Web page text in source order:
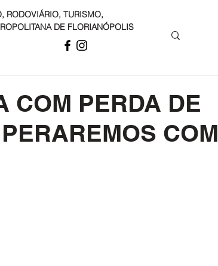
RODOVIÁRIO, TURISMO,
DE FLORIANÓPOLIS
COM PERDA DE
COM